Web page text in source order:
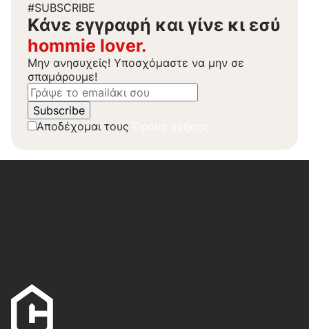
#SUBSCRIBE
Kάνε εγγραφή και γίνε κι εσύ
hommie lover.
Μην ανησυχείς! Υποσχόμαστε να μην σε
σπαμάρουμε!
Αποδέχομαι τους